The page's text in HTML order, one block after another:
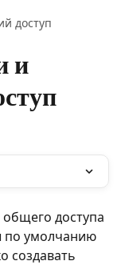
доступ
и
общего доступа
по умолчанию
создавать